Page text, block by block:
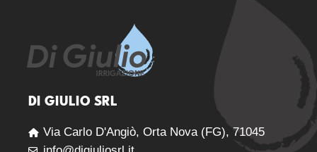
DI GIULIO SRL
Via Carlo D'Angiò, Orta Nova (FG), 71045